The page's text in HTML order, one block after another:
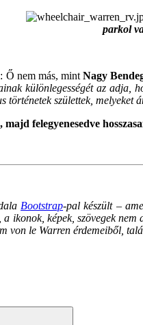
parkol
Ő nem más, mint Nagy
különlegességét az
történetek születtek, melyeket
felegyenesedve
Bootstrap-pal készült –
ikonok, képek, szövegek
von le Warren érdemeiből,